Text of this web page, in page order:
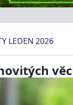
LEDEN 2026